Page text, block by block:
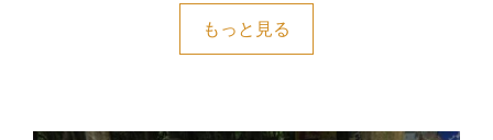
もっと見る